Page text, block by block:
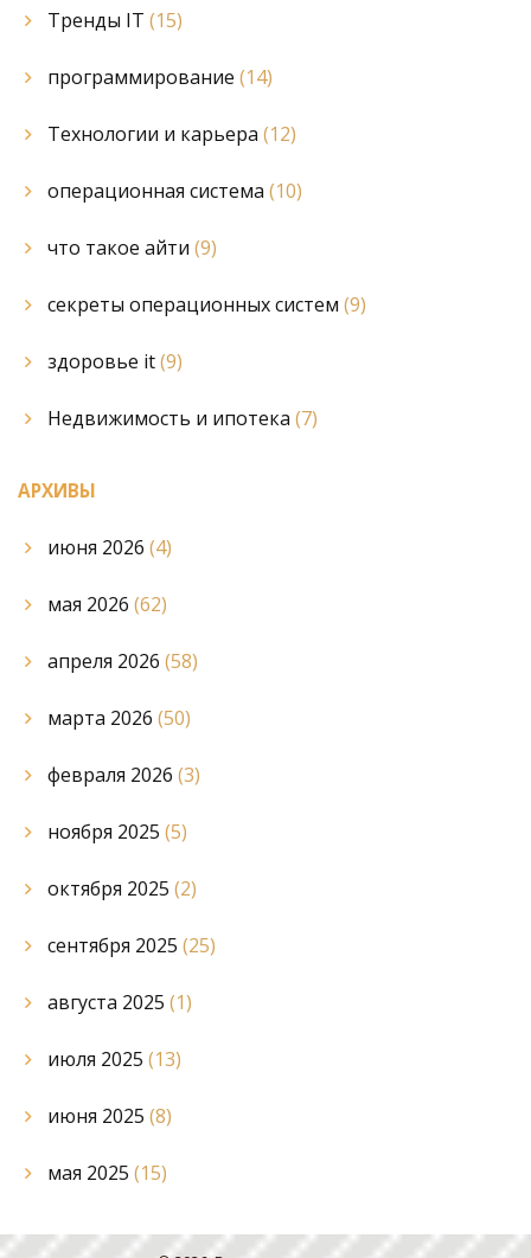
Тренды IT (15)
программирование (14)
Технологии и карьера (12)
операционная система (10)
что такое айти (9)
секреты операционных систем (9)
здоровье it(9)
Недвижимость и ипотека (7)
АРХИВЫ
июня 2026 (4)
мая 2026 (62)
апреля 2026 (58)
марта 2026 (50)
февраля 2026 (3)
ноября 2025 (5)
октября 2025 (2)
сентября 2025 (25)
августа 2025 (1)
июля 2025 (13)
июня 2025 (8)
мая 2025 (15)